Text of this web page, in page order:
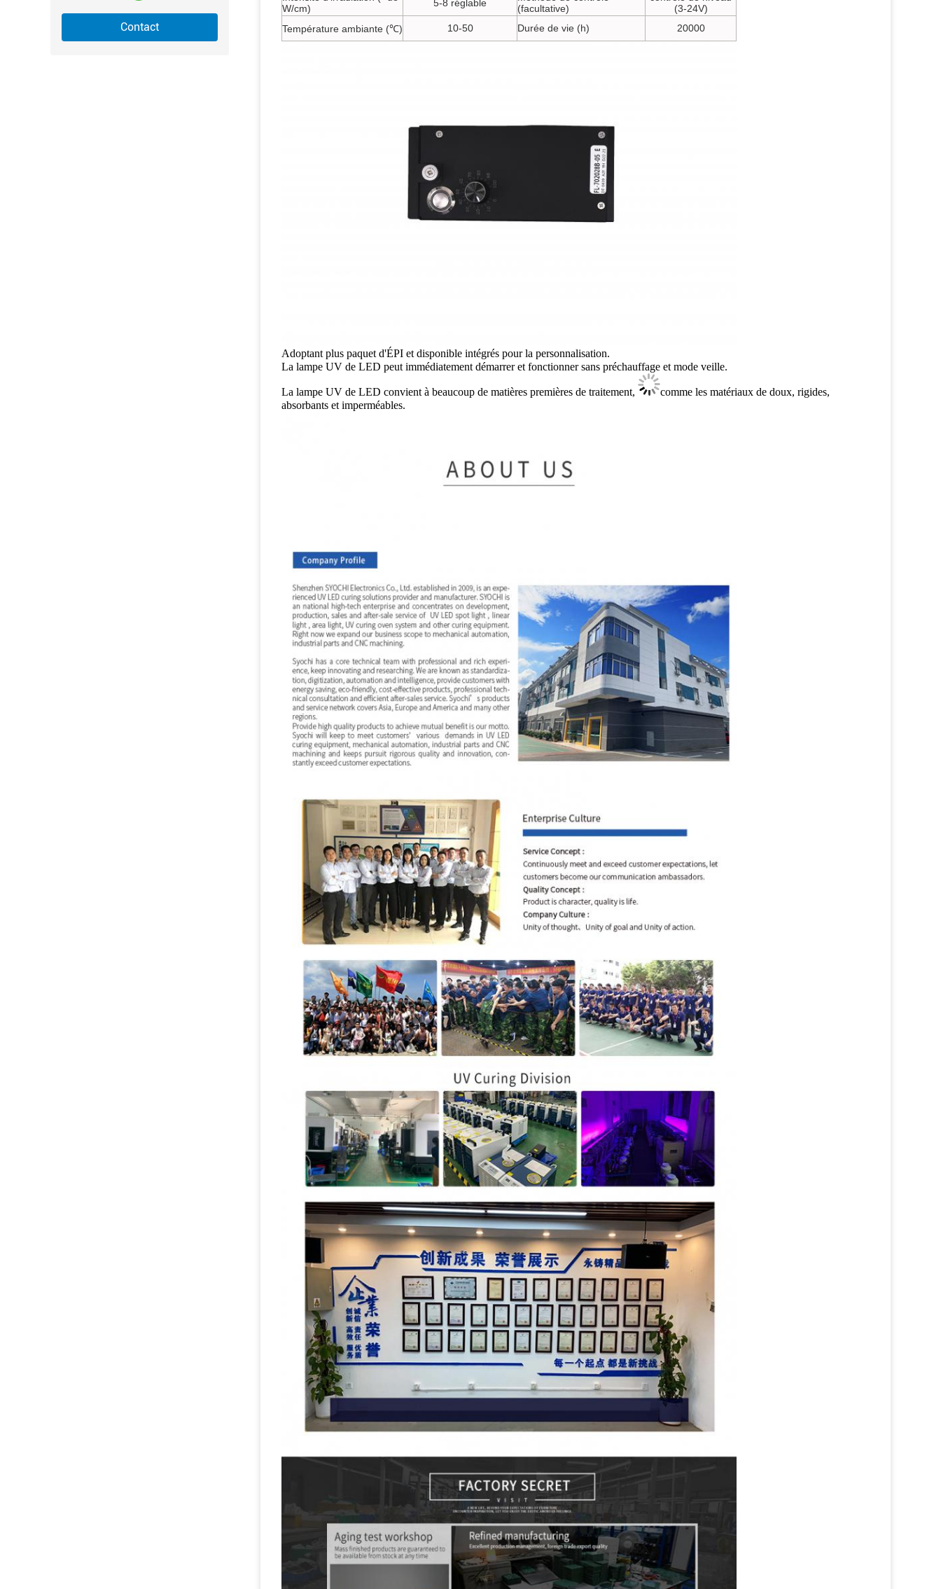
Contact
W/cm)
5-8 réglable
(facultative)
(3-24V)
Température ambiante (℃)
10-50 Durée de vie (h) 20000
Adoptant plus paquet d'ÉPI et disponible intégrés pour la personnalisation.
La lampe UV de LED peut immédiatement démarrer et fonctionner sans préchauffage et mode veille.
La lampe UV de LED convient à beaucoup de matières premières de traitement,
comme les matériaux de doux, rigides,
absorbants et imperméables.